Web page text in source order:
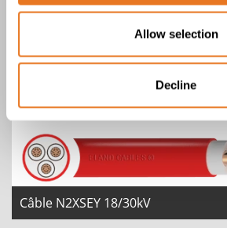
Allow selection
Decline
Câble N2XSEY 12/20kV
Câble N2XSEY 18/30kV